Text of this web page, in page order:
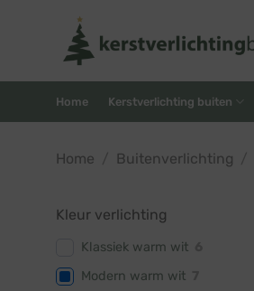
Home Kerstverlichting buiten
Home Buitenverlichting
Kleur verlichting
Klassiek warm wit
Modern warm wit